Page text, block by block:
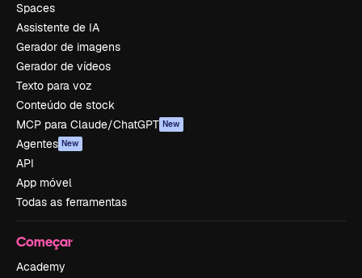
Spaces
Assistente de IA
Gerador de imagens
Gerador de vídeos
Texto para voz
Conteúdo de stock
MCP para Claude/ChatGPT New
Agentes New
API
App móvel
Todas as ferramentas
Começar
Academy